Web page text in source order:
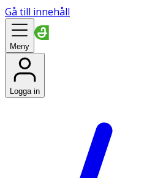
Gå till innehåll
Meny
Logga in